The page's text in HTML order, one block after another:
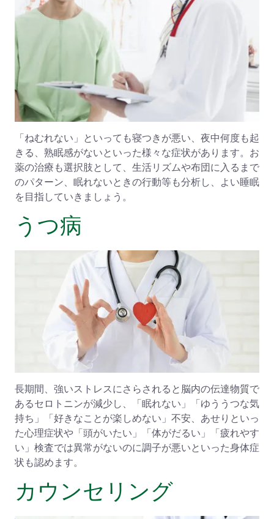
「ねむれない」といっても寝つきが悪い、夜中何度も起
きる、熟眠感がないといった様々な症状があります。お
薬の治療も選択肢として、生活リズムや布団に入るまで
のパターン、眠れないときの行動等も分析し、よい睡眠
を目指していきましょう。
うつ病
長期間、強いストレスにさらされると脳内の伝達物質で
あるセロトニンが減少し、「眠れない」「ゆううつな気
持ち」「好きなことが楽しめない」不安、あせりといっ
た心理症状や「頭がいたい」「体がだるい」「疲れやす
い」検査では異常がないのに調子が悪いといった身体症
状も認めます。
カウンセリング